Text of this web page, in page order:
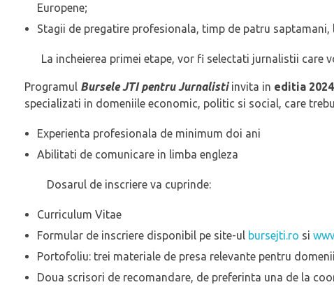
Europene;
Stagii de pregatire profesionala, timp de patru saptamani,
La incheierea primei etape, vor fi selectati jurnalistii care
Programul Bursele JTI pentru Jurnalistiinvita in editia
specializati in domeniile economic, politic si social, care
Experienta profesionala de minimum doi ani
Abilitati de comunicare in limba engleza
Dosarul de inscriere va cuprinde:
Curriculum Vitae
Formular de inscriere disponibil pe site-ul bursejti.ro si
Portofoliu: trei materiale de presa relevante pentru
Doua scrisori de recomandare, de preferinta una de la